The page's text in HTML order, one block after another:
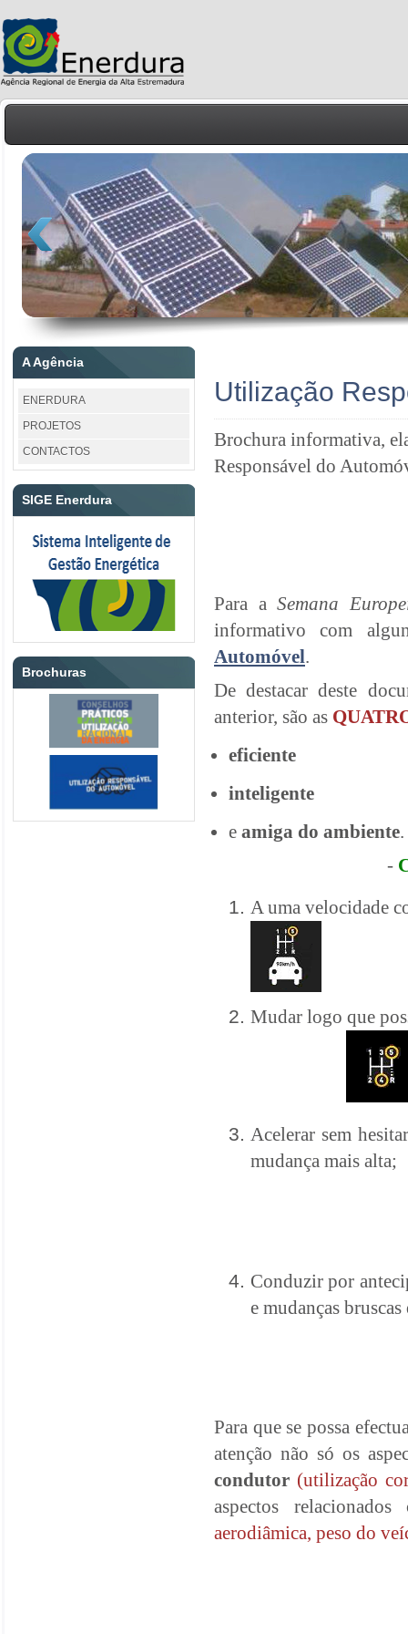
A Agência
ENERDURA
PROJETOS
CONTACTOS
SIGE Enerdura
Brochuras
Utilização
Brochura informativa,
Responsável do
Para aSemana
informativo com
Automóvel.
De destacar deste
anterior, são as
eficiente
inteligente
e amiga do ambiente.
-
A uma velocidade
Mudar logo que
Acelerar sem
mudança mais alta;
Conduzir por
e mudanças
Para que se possa
atenção não só os
condutor (utilização
aspectos
aerodiâmica, peso do